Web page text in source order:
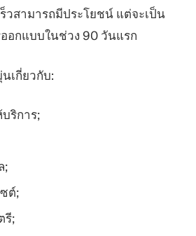
วสามารถมีประโยชน์ แต่จะเป็น
อกแบบในช่วง 90 วันแรก
เกี่ยวกับ:
ริการ;
;
ต์;
รี;